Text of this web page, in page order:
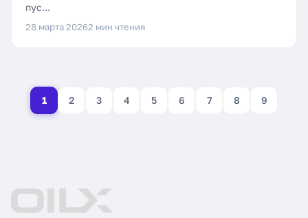
пус...
28 марта 20262 мин чтения
1 2 3 4 5 6 7 8 9